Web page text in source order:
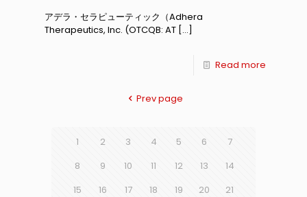
アデラ・セラピューティック（Adhera
Therapeutics, Inc. (OTCQB: AT […]
Read more
Prev page
1 2 3 4 5 6
7
8
9 10 11 12 13
14
15
16 17 18 19 20
21